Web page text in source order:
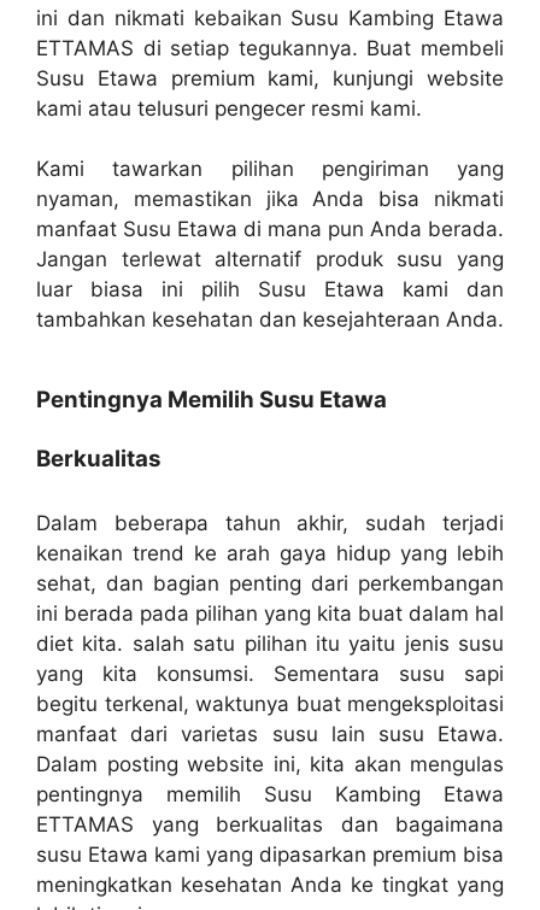
ini dan nikmati kebaikan Susu Kambing Etawa
ETTAMAS di setiap tegukannya. Buat membeli
Susu Etawa premium kami, kunjungi website
kami atau telusuri pengecer resmi kami.
Kami tawarkan pilihan pengiriman yang
nyaman, memastikan jika Anda bisa nikmati
manfaat Susu Etawa di mana pun Anda berada.
Jangan terlewat alternatif produk susu yang
luar biasa ini pilih Susu Etawa kami dan
tambahkan kesehatan dan kesejahteraan Anda.
Pentingnya Memilih Susu Etawa
Berkualitas
Dalam beberapa tahun akhir, sudah terjadi
kenaikan trend ke arah gaya hidup yang lebih
sehat, dan bagian penting dari perkembangan
ini berada pada pilihan yang kita buat dalam hal
diet kita. salah satu pilihan itu yaitu jenis susu
yang kita konsumsi. Sementara susu sapi
begitu terkenal, waktunya buat mengeksploitasi
manfaat dari varietas susu lain susu Etawa.
Dalam posting website ini, kita akan mengulas
pentingnya memilih Susu Kambing Etawa
ETTAMAS yang berkualitas dan bagaimana
susu Etawa kami yang dipasarkan premium bisa
meningkatkan kesehatan Anda ke tingkat yang